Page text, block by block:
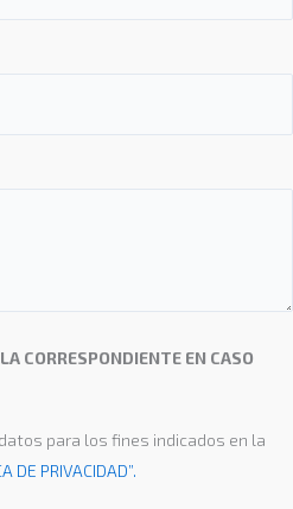
CORRESPONDIENTE EN CASO
para los fines indicados en la
DE PRIVACIDAD”.